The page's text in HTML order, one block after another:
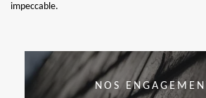
impeccable.
NOS